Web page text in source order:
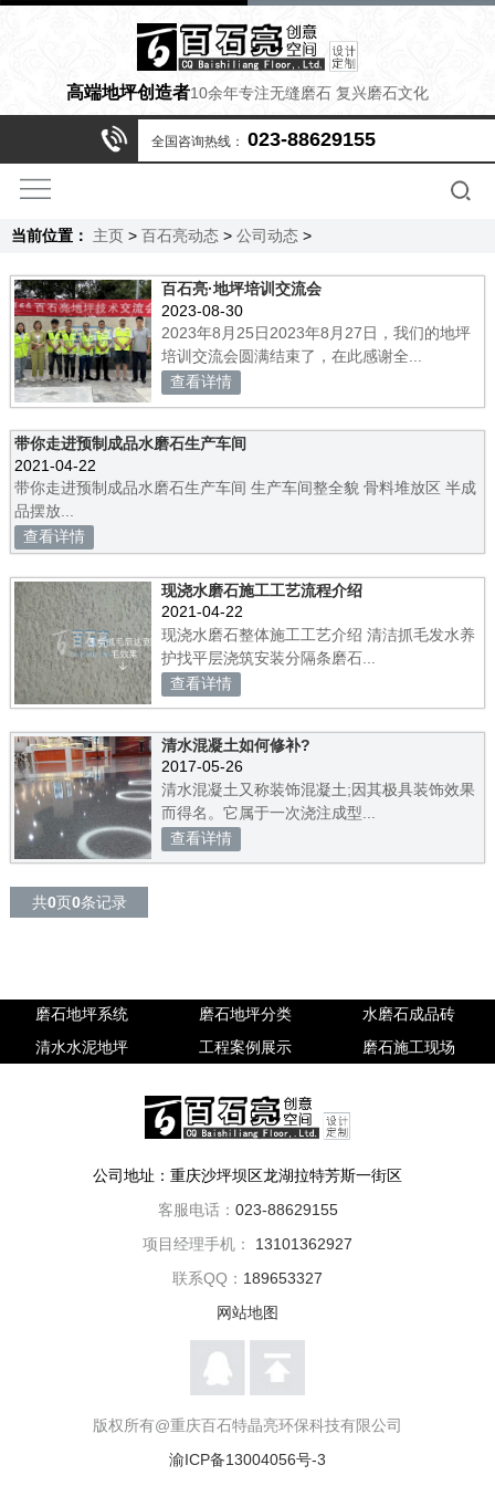
高端地坪创造者10余年专注无缝磨石 复兴磨石文化
全国咨询热线： 023-88629155
当前位置： 主页 >百石亮动态 >公司动态 >
百石亮·地坪培训交流会
2023-08-30
2023年8月25日2023年8月27日，我们的地坪
培训交流会圆满结束了，在此感谢全...
查看详情
带你走进预制成品水磨石生产车间
2021-04-22
带你走进预制成品水磨石生产车间 生产车间整全貌 骨料堆放区 半成
品摆放...
查看详情
现浇水磨石施工工艺流程介绍
2021-04-22
现浇水磨石整体施工工艺介绍 清洁抓毛发水养
护找平层浇筑安装分隔条磨石...
查看详情
清水混凝土如何修补?
2017-05-26
清水混凝土又称装饰混凝土;因其极具装饰效果
而得名。它属于一次浇注成型...
查看详情
共0页0条记录
磨石地坪系统 磨石地坪分类
水磨石成品砖
清水水泥地坪
工程案例展示 磨石施工现场
公司地址：重庆沙坪坝区龙湖拉特芳斯一街区
客服电话： 023-88629155
项目经理手机：
13101362927
联系QQ： 189653327
网站地图
版权所有@重庆百石特晶亮环保科技有限公司
渝ICP备13004056号-3